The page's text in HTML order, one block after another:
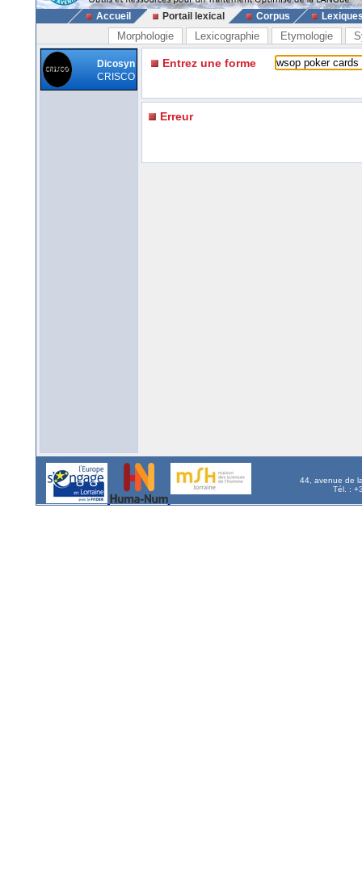
Accueil Portail lexical Corpus
Morphologie Lexicographie Etymologie
Dicosyn
CRISCO
Entrez une forme
Erreur
44, avenue de
Tél. :